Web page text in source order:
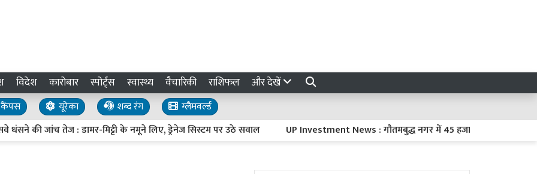
विदेश कारोबार स्पोर्ट्स स्वास्थ्य वैचारिकी राशिफल और देखें
यूरेका शब्द रंग
ग्लैमवर्ल्ड
जांच तेज : डामर-मिट्टी के नमूने लिए, ड्रेनेज सिस्टम पर उठे सवाल
UP Investment News : गौतमबुद्ध नगर में 45 हजार करोड़ रुपये का